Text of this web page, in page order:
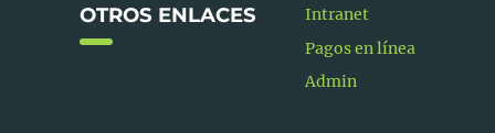
OTROS ENLACES
Intranet
Pagos en línea
Admin